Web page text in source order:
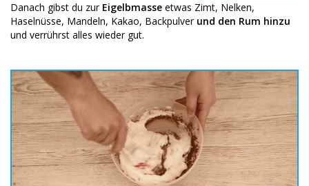
Danach gibst du zur Eigelbmasse etwas Zimt, Nelken,
Haselnüsse, Mandeln, Kakao, Backpulver und den Rum hinzu
und verrührst alles wieder gut.